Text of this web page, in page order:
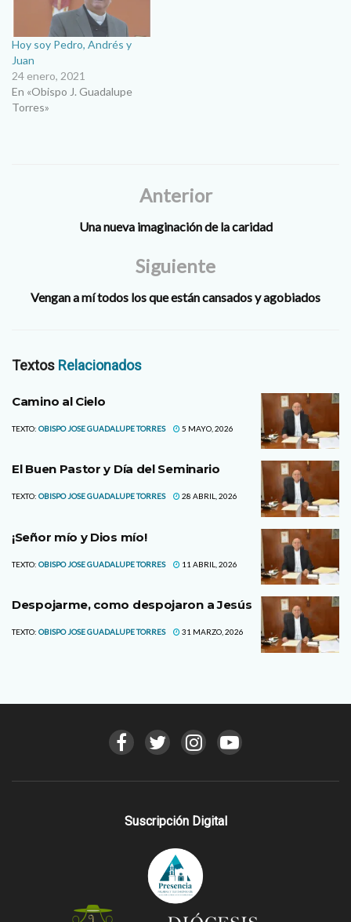
Hoy soy Pedro, Andrés y
Juan
24 enero, 2021
En «Obispo J. Guadalupe
Torres»
Anterior
Una nueva imaginación de la caridad
Siguiente
Vengan a mí todos los que están cansados y agobiados
Textos Relacionados
Camino al Cielo
TEXTO: OBISPO JOSE GUADALUPE TORRES 5 MAYO, 2026
El Buen Pastor y Día del Seminario
TEXTO: OBISPO JOSE GUADALUPE TORRES 28 ABRIL, 2026
¡Señor mío y Dios mío!
TEXTO: OBISPO JOSE GUADALUPE TORRES 11 ABRIL, 2026
Despojarme, como despojaron a Jesús
TEXTO: OBISPO JOSE GUADALUPE TORRES 31 MARZO, 2026
Suscripción Digital